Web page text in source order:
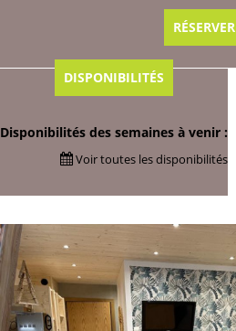
RÉSERVER
DISPONIBILITÉS
Disponibilités des semaines à venir :
Voir toutes les disponibilités